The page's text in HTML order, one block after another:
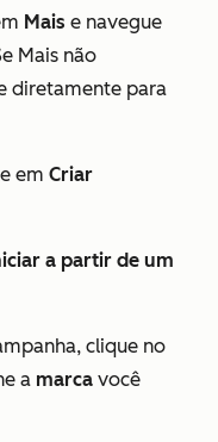
Mais e navegue
Mais não
diretamente para
em Criar
a partir de um
clique no
a marca você